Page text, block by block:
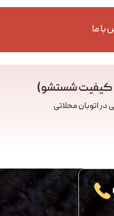
با ما
کیفیت شستشو)
در اتوبان محلاتی